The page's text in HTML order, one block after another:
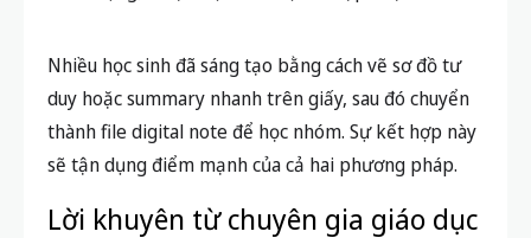
Kết hợp linh hoạt cả hai công cụ
Sử dụng digital note để lưu trữ tài liệu, slide,
bài giảng điện tử; kết hợp vở giấy để viết